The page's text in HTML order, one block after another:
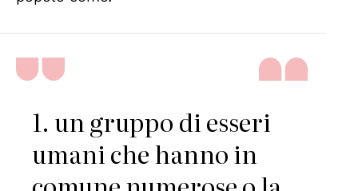
1. un gruppo di esseri
umani che hanno in